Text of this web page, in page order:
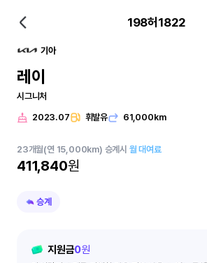
198허1822
기아
레이
시그니처
2023.07 휘발유 61,000km
23개월(연 15,000km) 승계시 월 대여료
411,840원
승계
지원금0원